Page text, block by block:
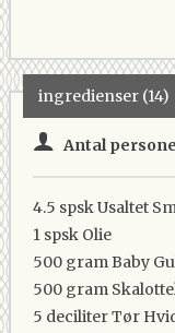
ingredienser (14)
Antal
4.5 spskUsaltet
1 spsk Olie
500 gramBaby
500 gram
5 deciliterTør